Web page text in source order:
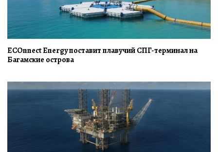
ECOnnect Energy поставит плавучий СПГ-терминал на
Багамские острова